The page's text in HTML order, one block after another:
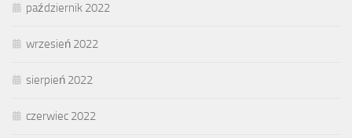
październik 2022
wrzesień 2022
sierpień 2022
czerwiec 2022